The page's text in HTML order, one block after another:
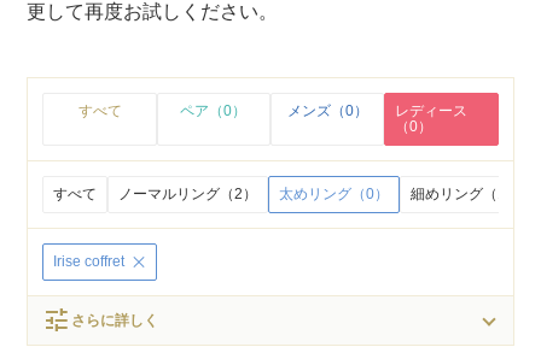
更して再度お試しください。
すべて ペア（0） メンズ（0）
レディース
（0）
すべて ノーマルリング（2） 太めリング（0） 細めリング（1）
Irise coffret
tune さらに詳しく